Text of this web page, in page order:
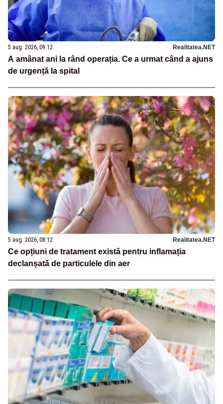
5 aug. 2026, 09:12 Realitatea.NET
A amânat ani la rând operația. Ce a urmat când a ajuns
de urgență la spital
5 aug. 2026, 08:12 Realitatea.NET
Ce opțiuni de tratament există pentru inflamația
declanșată de particulele din aer